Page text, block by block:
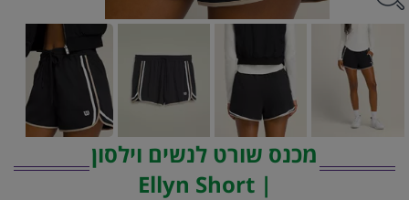
מכנס שורט לנשים וילסון
| Ellyn Short